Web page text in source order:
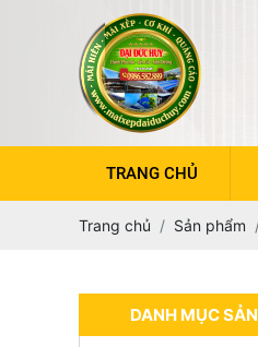
TRANG CHỦ
Trang chủ Sản phẩm
DANH MỤC